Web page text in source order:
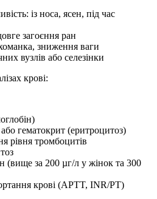
із носа, ясен, під час
загоєння ран
зниження ваги
вузлів або селезінки
крові:
гематокрит (еритроцитоз)
рівня тромбоцитів
за 200 µг/л у жінок та 300
крові (APTT, INR/PT)